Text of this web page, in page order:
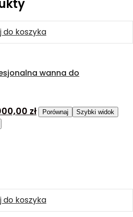
do koszyka
wanna do
zł Porównaj
Szybki widok
do koszyka